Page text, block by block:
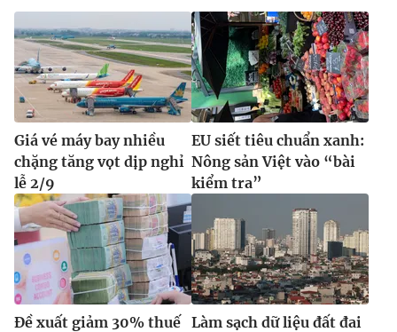
Giá vé máy bay nhiều
chặng tăng vọt dịp nghỉ
lễ 2/9
EU siết tiêu chuẩn xanh:
Nông sản Việt vào “bài
kiểm tra”
Đề xuất giảm 30% thuế Làm sạch dữ liệu đất đai